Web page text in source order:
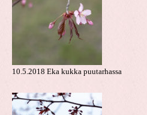
10.5.2018 Eka kukka puutarhassa